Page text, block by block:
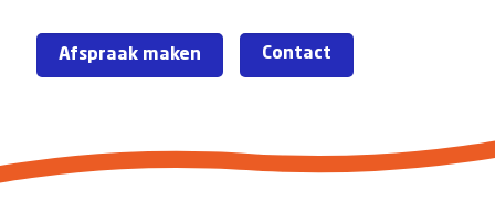
Afspraak maken Contact